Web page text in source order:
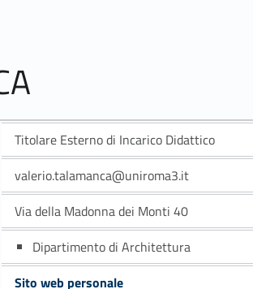
Titolare Esterno di Incarico Didattico
valerio.talamanca@uniroma3.it
Via della Madonna dei Monti 40
Dipartimento di Architettura
Sito web personale